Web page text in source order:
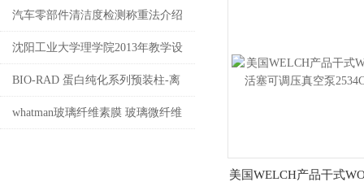
介绍
汽车零部件清洁度检测称重法介绍
沈阳工业大学理学院2013年教学设
备采购项目
BIO-RAD 蛋白纯化系列预装柱-离
子交换预装柱
whatman玻璃纤维素膜 玻璃微纤维
美国WELCH产品干式